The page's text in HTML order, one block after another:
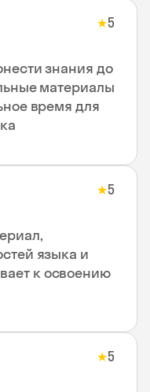
★5
знания до
материалы
время для
★5
языка и
к освоению
★5